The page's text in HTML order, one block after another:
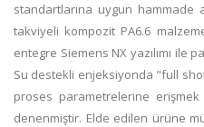
standartlarına uygun hammade
takviyeli kompozit PA6.6
entegre Siemens NX yazılımı ile
Su destekli enjeksiyonda "full
proses parametrelerine
denenmiştir. Elde edilen ürüne